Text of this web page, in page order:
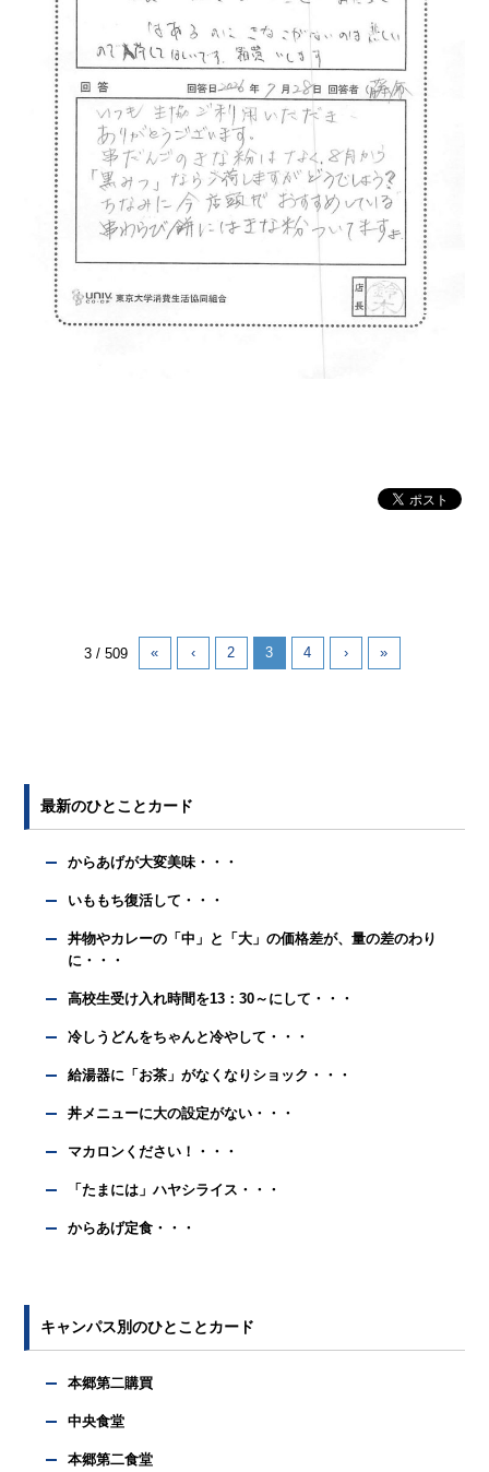
3 / 509 « ‹ 2 3 4 › »
最新のひとことカード
からあげが大変美味・・・
いももち復活して・・・
丼物やカレーの「中」と「大」の価格差が、量の差のわり
に・・・
高校生受け入れ時間を13：30～にして・・・
冷しうどんをちゃんと冷やして・・・
給湯器に「お茶」がなくなりショック・・・
丼メニューに大の設定がない・・・
マカロンください！・・・
「たまには」ハヤシライス・・・
からあげ定食・・・
キャンパス別のひとことカード
本郷第二購買
中央食堂
本郷第二食堂